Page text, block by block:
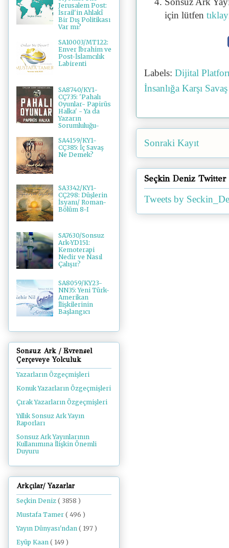
için lütfen
Labels: Dijital
İnsanlığa Karşı
Sonraki Kayıt
Seçkin Deniz Twitter
Tweets by
Jerusalem Post:
İsrail'in Ahlakî
Bir Dış Politikası
Var mı?
SA10003/MT122:
Enver İbrahim ve
Post-İslamcılık
Labirenti
SA8740/KY1-
CÇ735: 'Pahalı
Oyunlar- Papirüs
Halka' - Ya da
Yazarın
Sorumluluğu-
SA4159/KY1-
CÇ385: İç Savaş
Ne Demek?
SA3342/KY1-
CÇ298: Düşlerin
İsyanı/ Roman-
Bölüm 8-I
SA7630/Sonsuz
Ark-YD151:
Kemoterapi
Nedir ve Nasıl
Çalışır?
SA8059/KY23-
NN35: Yeni Türk-
Amerikan
İlişkilerinin
Başlangıcı
Sonsuz Ark / Evrensel
Çerçeveye Yolculuk
Yazarların Özgeçmişleri
Konuk Yazarların Özgeçmişleri
Çırak Yazarların Özgeçmişleri
Yıllık Sonsuz Ark Yayın
Raporları
Sonsuz Ark Yayınlarının
Kullanımına İlişkin Önemli
Duyuru
Arkçılar/ Yazarlar
Seçkin Deniz ( 3858 )
Mustafa Tamer ( 496 )
Yayın Dünyası'ndan ( 197 )
Eyüp Kaan ( 149 )